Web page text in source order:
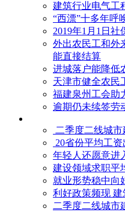
建筑行业电气工
“西漂”十多年呼
2019年1月1日社
外出农民工和外
能直接结算
进城落户能降低
天津市健全农民
福建泉州工会助
逾期仍未续签劳
二季度二线城
20省份平均工资
年轻人还愿意进
建设领域求职平
就业形势稳中向
利好政策频现
二季度二线城市